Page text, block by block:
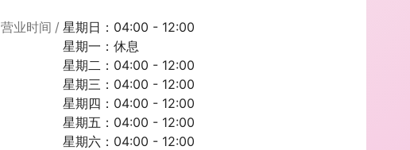
营业时间
星期日：04:00 - 12:00
星期一：休息
星期二：04:00 - 12:00
星期三：04:00 - 12:00
星期四：04:00 - 12:00
星期五：04:00 - 12:00
星期六：04:00 - 12:00